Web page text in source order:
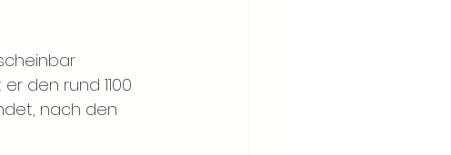
den rund 1100
nach den